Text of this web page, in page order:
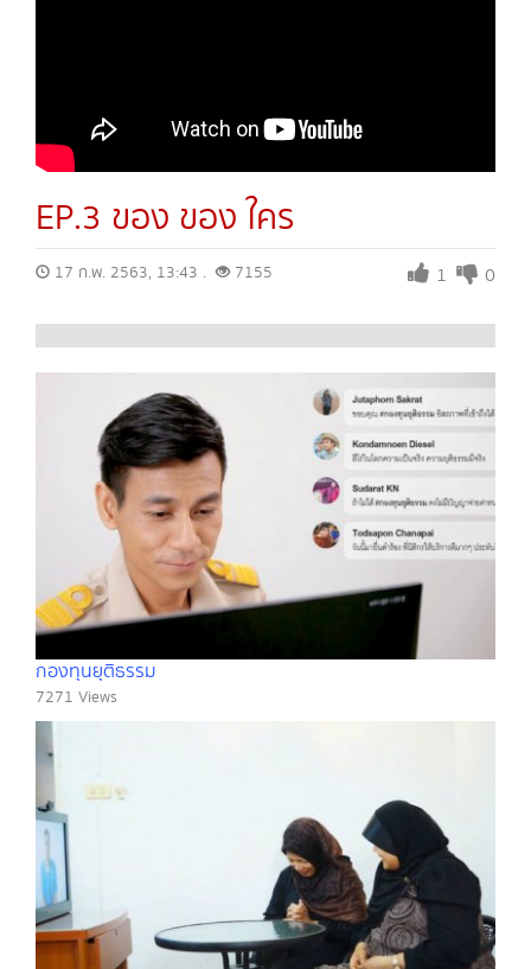
EP.3 ของ ของ ใคร
17 ก.พ. 2563, 13:43 . 7155 1 0
กองทุนยุติธรรม
7271 Views